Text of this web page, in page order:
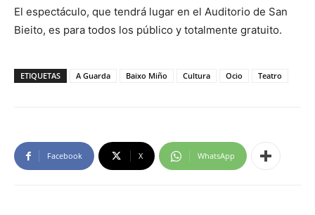
El espectáculo, que tendrá lugar en el Auditorio de San
Bieito, es para todos los público y totalmente gratuito.
ETIQUETAS A Guarda Baixo Miño Cultura Ocio Teatro
Facebook X WhatsApp